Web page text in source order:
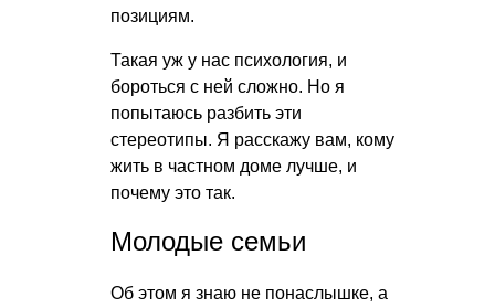
позициям.
Такая уж у нас психология, и
бороться с ней сложно. Но я
попытаюсь разбить эти
стереотипы. Я расскажу вам, кому
жить в частном доме лучше, и
почему это так.
Молодые семьи
Об этом я знаю не понаслышке, а